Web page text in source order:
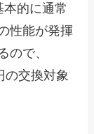
的に通常
性能が発揮
ので、
の交換対象